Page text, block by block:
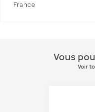
France
Vous
Voir